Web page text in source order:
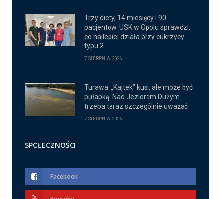
Trzy diety, 14 miesięcy i 90
pacjentów. USK w Opolu sprawdzi,
co najlepiej działa przy cukrzycy
typu 2
7 SIERPNIA 2026
Turawa: „Kajtek” kusi, ale może być
pułapką. Nad Jeziorem Dużym
trzeba teraz szczególnie uważać
7 SIERPNIA 2026
SPOŁECZNOŚCI
Facebook